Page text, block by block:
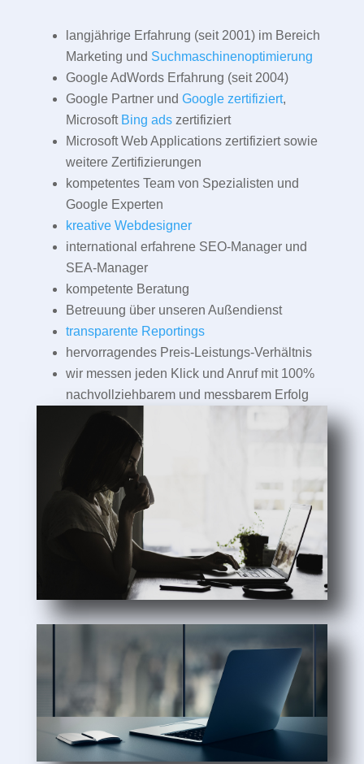
langjährige Erfahrung (seit 2001) im Bereich
Marketing und Suchmaschinenoptimierung
Google AdWords Erfahrung (seit 2004)
Google Partner und Google zertifiziert,
Microsoft Bing adszertifiziert
Microsoft Web Applications zertifiziert sowie
weitere Zertifizierungen
kompetentes Team von Spezialisten und
Google Experten
kreative Webdesigner
international erfahrene SEO-Manager und
SEA-Manager
kompetente Beratung
Betreuung über unseren Außendienst
transparente Reportings
hervorragendes Preis-Leistungs-Verhältnis
wir messen jeden Klick und Anruf mit 100%
nachvollziehbarem und messbarem Erfolg